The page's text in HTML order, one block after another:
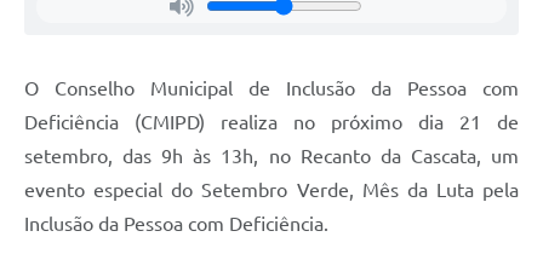
Fundo Social
Horários de Ônibus - Jundiá
O Conselho Municipal de Inclusão da Pessoa com
Deficiência (CMIPD) realiza no próximo dia 21 de
setembro, das 9h às 13h, no Recanto da Cascata, um
evento especial do Setembro Verde, Mês da Luta pela
Inclusão da Pessoa com Deficiência.